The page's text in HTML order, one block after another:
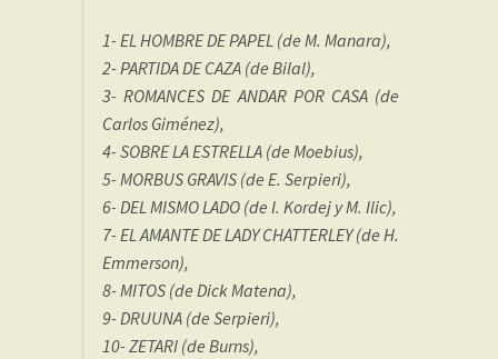
1- EL HOMBRE DE PAPEL (de M. Manara),
2- PARTIDA DE CAZA (de Bilal),
3- ROMANCES DE ANDAR POR CASA (de
Carlos Giménez),
4- SOBRE LA ESTRELLA (de Moebius),
5- MORBUS GRAVIS (de E. Serpieri),
6- DEL MISMO LADO (de I. Kordej y M. Ilic),
7- EL AMANTE DE LADY CHATTERLEY (de H.
Emmerson),
8- MITOS (de Dick Matena),
9- DRUUNA (de Serpieri),
10- ZETARI (de Burns),